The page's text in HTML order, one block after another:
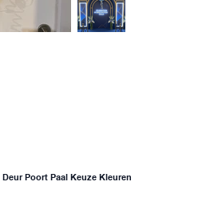
Poort Paal Keuze Kleuren